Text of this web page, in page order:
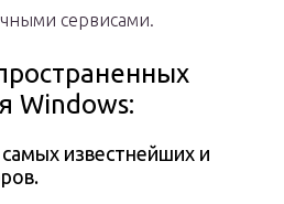
сервисами.
Windows:
известнейших и